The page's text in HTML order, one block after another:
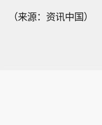
（来源：资讯中国）